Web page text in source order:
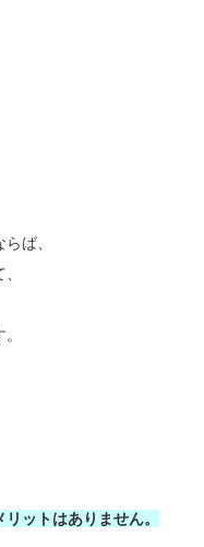
ば、
ットはありません。